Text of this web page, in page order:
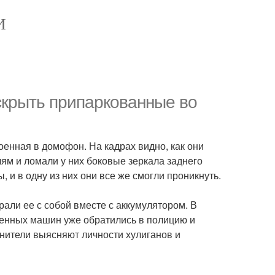
припаркованные во
в домофон. На кадрах видно, как они
и ломали у них боковые зеркала заднего
в одну из них они все же смогли проникнуть.
ее с собой вместе с аккумулятором. В
машин уже обратились в полицию и
выясняют личности хулиганов и